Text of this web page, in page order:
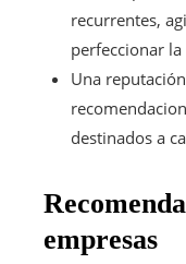
recurrentes,
perfeccionar
Una
destinados a
empresas